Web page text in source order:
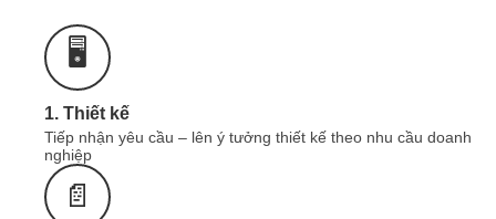
ĐỒNG PHỤC MITU - NHẬN IN THÊU ÁO
🖥️
1. Thiết kế
Tiếp nhận yêu cầu – lên ý tưởng thiết kế theo nhu cầu doanh
nghiệp
📄